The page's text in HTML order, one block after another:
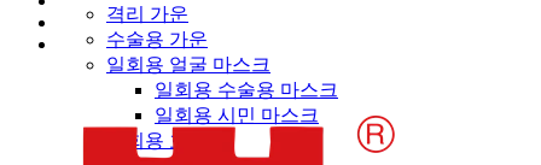
격리 가운
수술용 가운
일회용 얼굴 마스크
일회용 수술용 마스크
일회용 시민 마스크
일회용 호흡기